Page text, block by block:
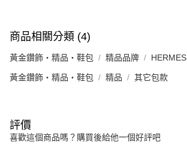
商品相關分類 (4)
黃金鑽飾・精品・鞋包 精品品牌 HERMES
黃金鑽飾・精品・鞋包 精品 其它包款
評價
喜歡這個商品嗎？購買後給他一個好評吧